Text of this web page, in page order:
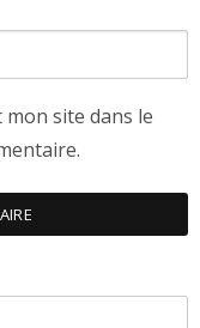
site dans le